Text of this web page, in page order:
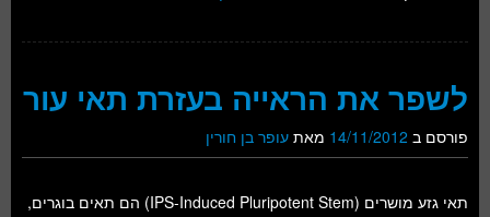
לשפר את הראייה בעזרת תאי עור
פורסם ב 14/11/2012 מאת עופר בן חורין
תאי גזע מושרים (IPS-Induced Pluripotent Stem) הם תאים בוגרים,